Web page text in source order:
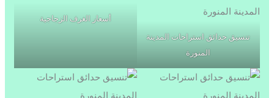
تنسيق حدائق استراحات المدينة
المنورة
أسعار الغرف الزجاجية